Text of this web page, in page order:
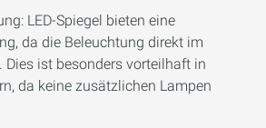
LED-Spiegel bieten eine
da die Beleuchtung direkt im
Dies ist besonders vorteilhaft in
da keine zusätzlichen Lampen